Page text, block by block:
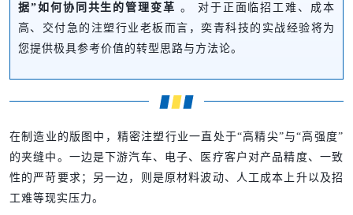
据”如何协同共生的管理变革 。 对于正面临招工难、成本
高、交付急的注塑行业老板而言，奕青科技的实战经验将为
您提供极具参考价值的转型思路与方法论。
在制造业的版图中，精密注塑行业一直处于“高精尖”与“高强度”
的夹缝中。一边是下游汽车、电子、医疗客户对产品精度、一致
性的严苛要求；另一边，则是原材料波动、人工成本上升以及招
工难等现实压力。